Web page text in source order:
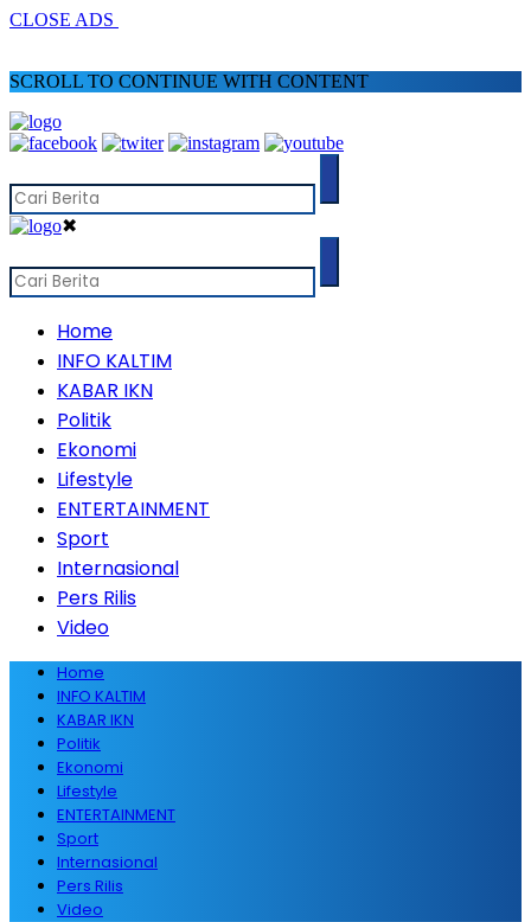
CLOSE ADS
SCROLL TO CONTINUE WITH CONTENT
✖
Home
INFO KALTIM
KABAR IKN
Politik
Ekonomi
Lifestyle
ENTERTAINMENT
Sport
Internasional
Pers Rilis
Video
Home
INFO KALTIM
KABAR IKN
Politik
Ekonomi
Lifestyle
ENTERTAINMENT
Sport
Internasional
Pers Rilis
Video